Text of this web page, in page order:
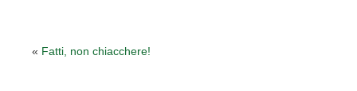
« Fatti, non chiacchere!